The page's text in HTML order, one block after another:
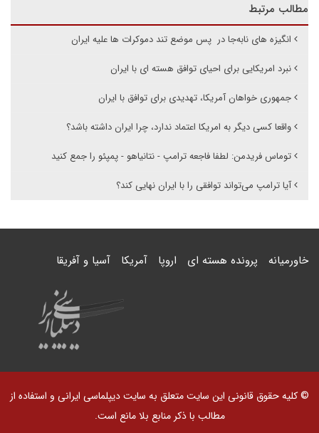
مطالب مرتبط
انگیزه های نابه‌جا در پس موضع تند دموکرات ها علیه ایران
نبرد امریکایی برای احیای توافق هسته ای با ایران
جمهوری خواهان آمریکا، تهدیدی برای توافق با ایران
واقعا کسی دیگر به امریکا اعتماد ندارد، چرا ایران داشته باشد؟
توماس فریدمن: لطفا فاجعه ترامپ - نتانیاهو - پمپئو را جمع کنید
آیا ترامپ می‌تواند توافقی را با ایران نهایی کند؟
خاورمیانه پرونده هسته ای اروپا آمریکا آسیا و آفریقا
© کلیه حقوق قانونی این سایت متعلق به سایت دیپلماسی ایرانی و استفاده از
مطالب با ذکر منابع بلا مانع است.